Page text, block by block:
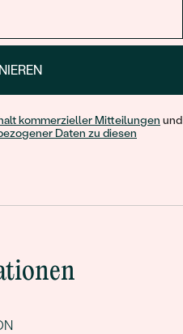
kommerzieller Mitteilungen und
Daten zu diesen